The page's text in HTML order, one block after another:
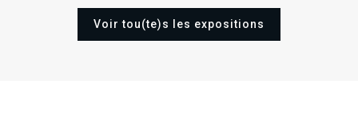
Voir tou(te)s les expositions